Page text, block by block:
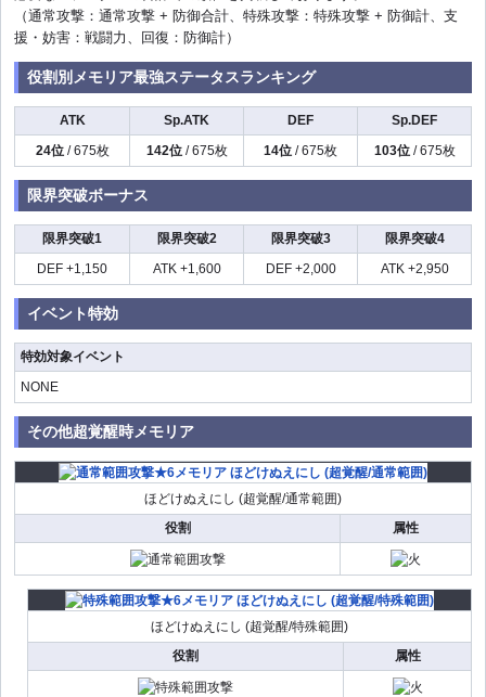
（通常攻撃：通常攻撃 + 防御合計、特殊攻撃：特殊攻撃 + 防御計、支
援・妨害：戦闘力、回復：防御計）
役割別メモリア最強ステータスランキング
ATK Sp.ATK DEF
Sp.DEF
24位/ 675枚 142位/ 675枚 14位 / 675枚 103位/ 675枚
限界突破ボーナス
限界突破1 限界突破2 限界突破3
限界突破4
DEF +1,150
ATK +1,600 DEF +2,000 ATK +2,950
イベント特効
特効対象イベント
NONE
その他超覚醒時メモリア
ほどけぬえにし (超覚醒/通常範囲)
役割
属性
ほどけぬえにし (超覚醒/特殊範囲)
役割
属性